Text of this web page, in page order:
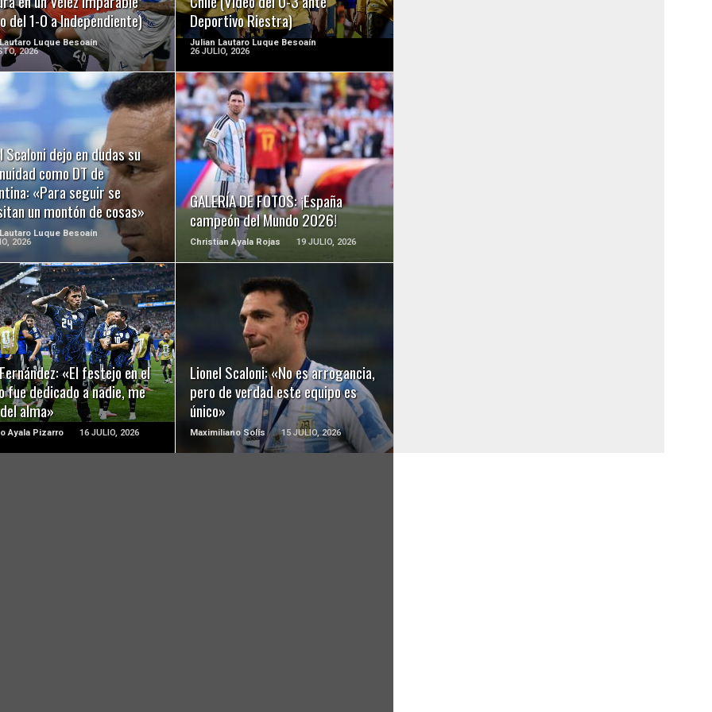
del 1-0 a Independiente)
Luque Besoaín
2026
Deportivo Riestra)
Julian Lautaro Luque Besoaín
26 JULIO, 2026
Scaloni dejo en dudas su
como DT de
«Para seguir se
un montón de cosas»
Luque Besoaín
2026
LEER MÁS
GALERÍA DE FOTOS: ¡España
campeón del Mundo 2026!
Christian Ayala Rojas 19 JULIO, 2026
LEER MÁS
«El festejo en el
fue dedicado a nadie, me
alma»
Ayala Pizarro 16 JULIO, 2026
LEER MÁS
Lionel Scaloni: «No es arrogancia,
pero de verdad este equipo es
único»
Maximiliano Solís 15 JULIO, 2026
LEER MÁS